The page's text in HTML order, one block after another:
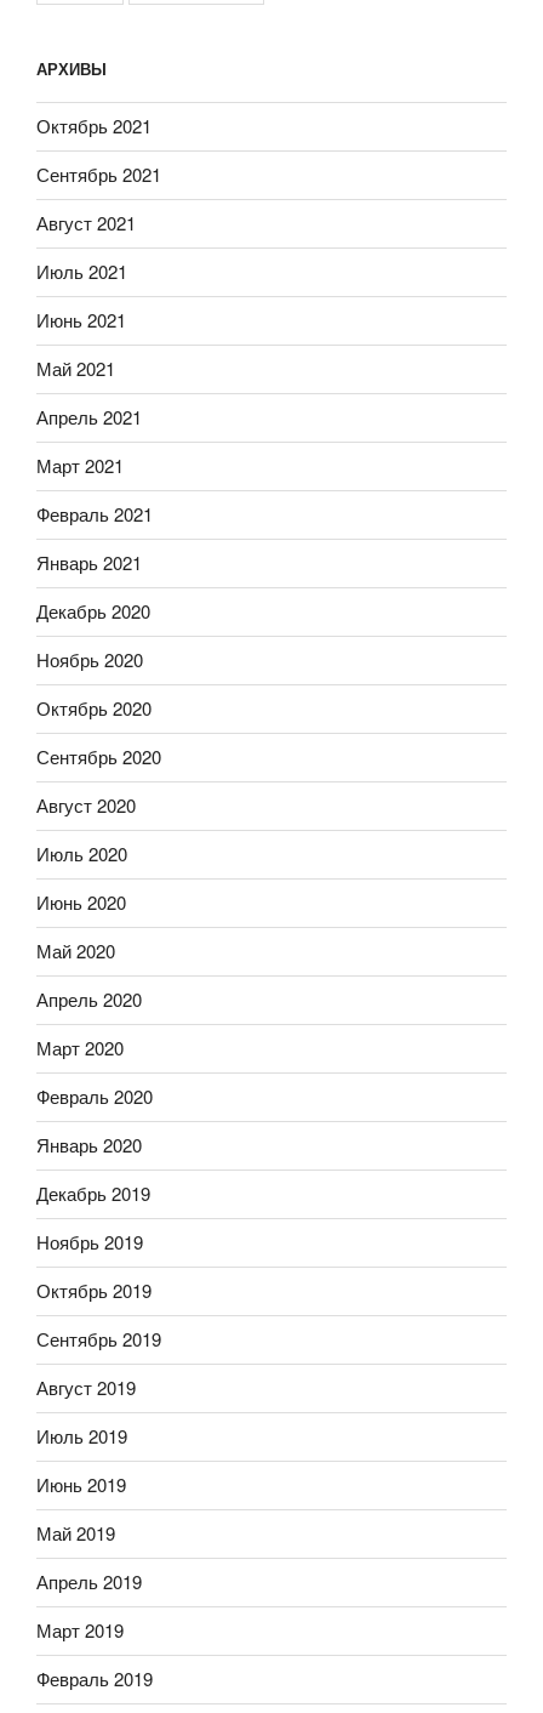
АРХИВЫ
Октябрь 2021
Сентябрь 2021
Август 2021
Июль 2021
Июнь 2021
Май 2021
Апрель 2021
Март 2021
Февраль 2021
Январь 2021
Декабрь 2020
Ноябрь 2020
Октябрь 2020
Сентябрь 2020
Август 2020
Июль 2020
Июнь 2020
Май 2020
Апрель 2020
Март 2020
Февраль 2020
Январь 2020
Декабрь 2019
Ноябрь 2019
Октябрь 2019
Сентябрь 2019
Август 2019
Июль 2019
Июнь 2019
Май 2019
Апрель 2019
Март 2019
Февраль 2019